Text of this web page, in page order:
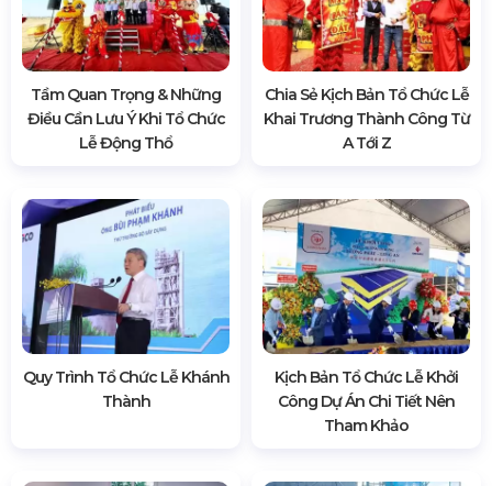
Tầm Quan Trọng & Những
Điều Cần Lưu Ý Khi Tổ Chức
Lễ Động Thổ
Chia Sẻ Kịch Bản Tổ Chức Lễ
Khai Trương Thành Công Từ
A Tới Z
Quy Trình Tổ Chức Lễ Khánh
Thành
Kịch Bản Tổ Chức Lễ Khởi
Công Dự Án Chi Tiết Nên
Tham Khảo